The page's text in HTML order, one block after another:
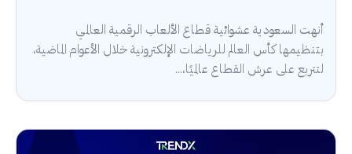
أنهت السعودية عشوائية قطاع الألعاب الرقمية العالمي
بتنظيمها كأس العالم للرياضات الإلكترونية خلال الأعوام الماضية،
لتتربع على عرش القطاع عالميًا،...